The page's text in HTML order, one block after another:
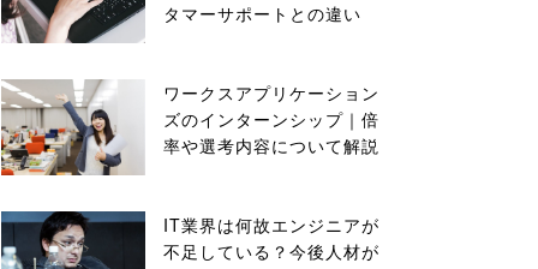
タマーサポートとの違い
ワークスアプリケーション
ズのインターンシップ｜倍
率や選考内容について解説
IT業界は何故エンジニアが
不足している？今後人材が